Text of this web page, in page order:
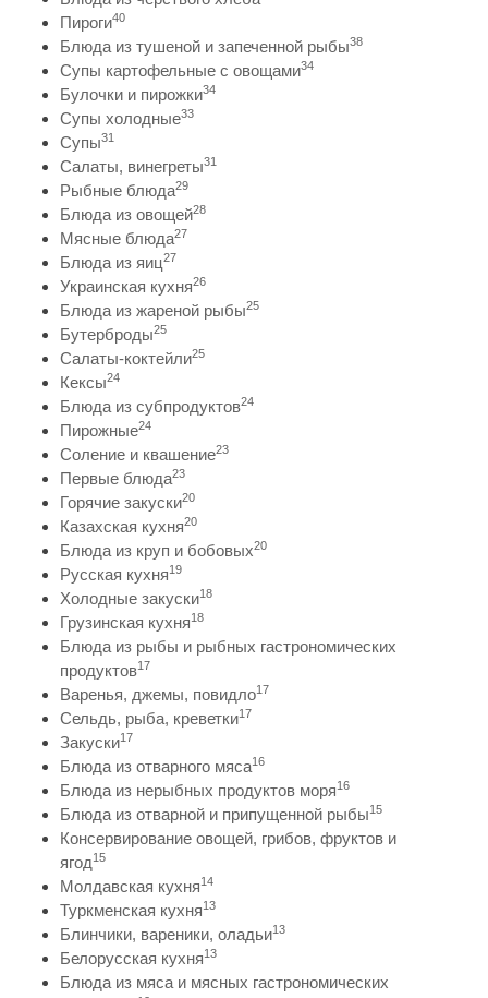
Пироги40
Блюда из тушеной и запеченной рыбы38
Супы картофельные с овощами34
Булочки и пирожки34
Супы холодные33
Супы31
Салаты, винегреты31
Рыбные блюда29
Блюда из овощей28
Мясные блюда27
Блюда из яиц27
Украинская кухня26
Блюда из жареной рыбы25
Бутерброды25
Салаты-коктейли25
Кексы24
Блюда из субпродуктов24
Пирожные24
Соление и квашение23
Первые блюда23
Горячие закуски20
Казахская кухня20
Блюда из круп и бобовых20
Русская кухня19
Холодные закуски18
Грузинская кухня18
Блюда из рыбы и рыбных гастрономических
продуктов17
Варенья, джемы, повидло17
Сельдь, рыба, креветки17
Закуски17
Блюда из отварного мяса16
Блюда из нерыбных продуктов моря16
Блюда из отварной и припущенной рыбы15
Консервирование овощей, грибов, фруктов и
ягод15
Молдавская кухня14
Туркменская кухня13
Блинчики, вареники, оладьи13
Белорусская кухня13
Блюда из мяса и мясных гастрономических